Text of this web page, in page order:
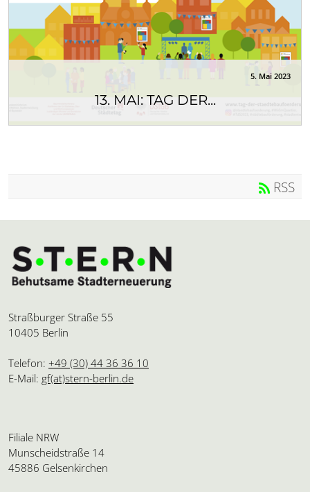
5. Mai 2023
13. MAI: TAG DER...
Zum Tag der Städtebauförderung informieren wir
RSS
Straßburger Straße 55
10405 Berlin
Telefon: +49 (30) 44 36 36 10
E-Mail: gf(at)stern-berlin.de
Filiale NRW
Munscheidstraße 14
45886 Gelsenkirchen